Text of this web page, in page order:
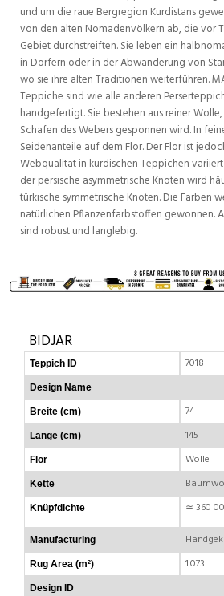
und um die raue Bergregion Kurdistans
von den alten Nomadenvölkern ab, die vor
Gebiet durchstreiften. Sie leben ein
in Dörfern oder in der Abwanderung von
wo sie ihre alten Traditionen weiterführen.
Teppiche sind wie alle anderen
handgefertigt. Sie bestehen aus reiner
Schafen des Webers gesponnen wird. In
Seidenanteile auf dem Flor. Der Flor ist
Webqualität in kurdischen Teppichen
der persische asymmetrische Knoten wird
türkische symmetrische Knoten. Die Farben
natürlichen Pflanzenfarbstoffen gewonnen.
sind robust und langlebig.
BIDJAR
Teppich ID 7018
Design Name
Breite (cm) 74
Länge (cm) 145
Flor Wolle
Kette
Knüpfdichte ≃ 360
Manufacturing
Rug Area (m²) 1.073
Design ID